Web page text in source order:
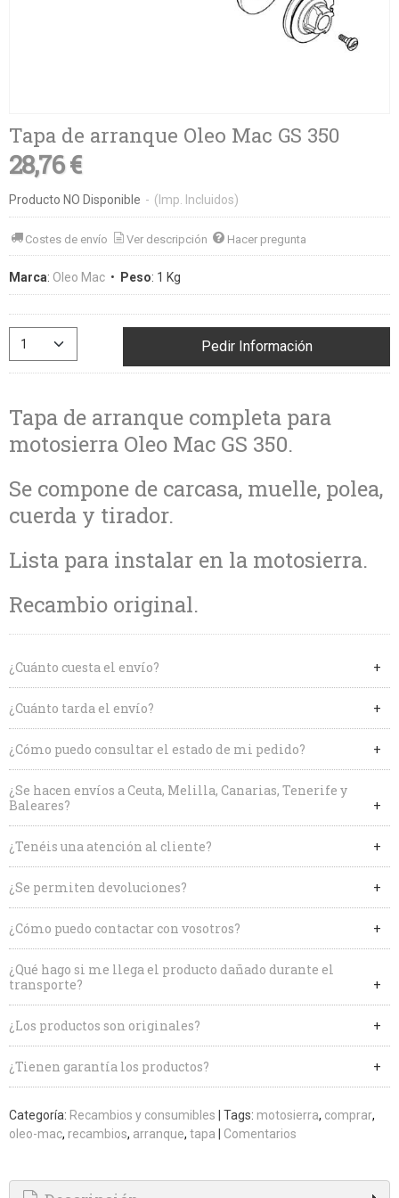
Tapa de arranque Oleo Mac GS 350
28,76 €
Producto NO Disponible - (Imp. Incluidos)
Costes de envío Ver descripción Hacer pregunta
Marca: Oleo Mac • Peso: 1 Kg
Pedir Información
Tapa de arranque completa para
motosierra Oleo Mac GS 350.
Se compone de carcasa, muelle, polea,
cuerda y tirador.
Lista para instalar en la motosierra.
Recambio original.
¿Cuánto cuesta el envío?
¿Cuánto tarda el envío?
¿Cómo puedo consultar el estado de mi pedido?
¿Se hacen envíos a Ceuta, Melilla, Canarias, Tenerife y
Baleares?
¿Tenéis una atención al cliente?
¿Se permiten devoluciones?
¿Cómo puedo contactar con vosotros?
¿Qué hago si me llega el producto dañado durante el
transporte?
¿Los productos son originales?
¿Tienen garantía los productos?
Categoría: Recambios y consumibles | Tags: motosierra comprar
oleo-mac recambios arranque tapa | Comentarios